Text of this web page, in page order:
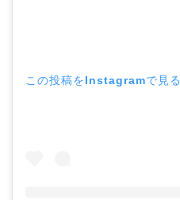
この投稿をInstagramで見る